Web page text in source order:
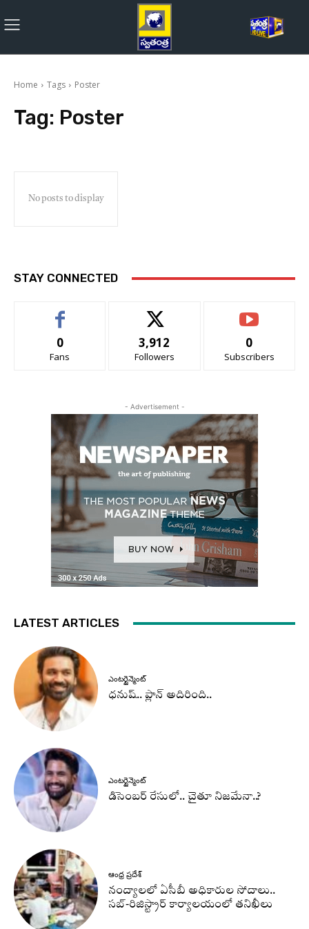
Home Tags Poster
Tag: Poster
No posts to display
STAY CONNECTED
0
Fans
3,912
Followers
0
Subscribers
- Advertisement -
LATEST ARTICLES
ఎంటర్టైన్మెంట్
ధనుష్‌.. ప్లాన్ అదిరింది..
ఎంటర్టైన్మెంట్
డిసెంబర్ రేసులో.. చైతూ నిజమేనా..?
ఆంధ్ర ప్రదేశ్
నంద్యాలలో ఏసీబీ అధికారుల సోదాలు..
సబ్-రిజిస్ట్రార్ కార్యాలయంలో తనిఖీలు